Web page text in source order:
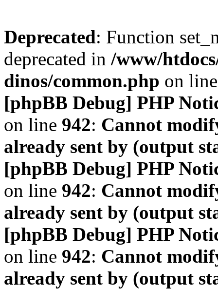
Deprecated: Function
deprecated in /www/
dinos/common.php on
[phpBB Debug] PHP
on line 942: Cannot
already sent by (output
[phpBB Debug] PHP
on line 942: Cannot
already sent by (output
[phpBB Debug] PHP
on line 942: Cannot
already sent by (output